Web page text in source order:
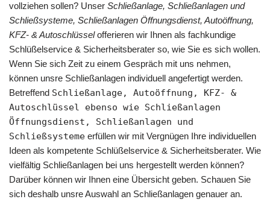
vollziehen sollen? Unser Schließanlage, Schließanlagen und
Schließsysteme, Schließanlagen Öffnungsdienst, Autoöffnung,
KFZ- & Autoschlüsselofferieren wir Ihnen als fachkundige
Schlüßelservice & Sicherheitsberater so, wie Sie es sich wollen.
Wenn Sie sich Zeit zu einem Gespräch mit uns nehmen,
können unsre Schließanlagen individuell angefertigt werden.
Betreffend Schließanlage, Autoöffnung, KFZ- &
Autoschlüssel ebenso wie Schließanlagen
Öffnungsdienst, Schließanlagen und
Schließsysteme erfüllen wir mit Vergnügen Ihre individuellen
Ideen als kompetente Schlüßelservice & Sicherheitsberater. Wie
vielfältig Schließanlagen bei uns hergestellt werden können?
Darüber können wir Ihnen eine Übersicht geben. Schauen Sie
sich deshalb unsre Auswahl an Schließanlagen genauer an.